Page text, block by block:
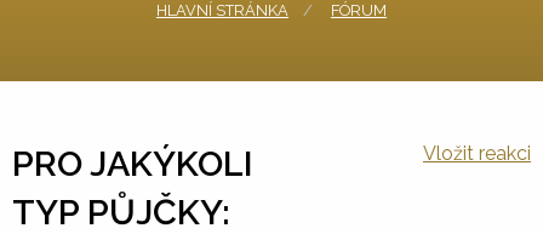
HLAVNÍ STRÁNKA FÓRUM
PRO JAKÝKOLI
TYP PŮJČKY:
Vložit reakci